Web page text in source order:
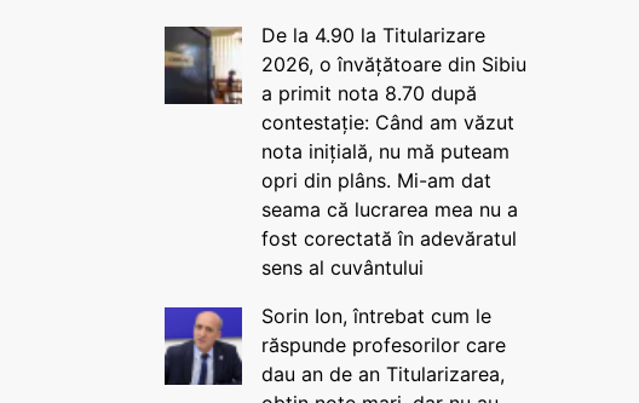
De la 4.90 la Titularizare
2026, o învățătoare din Sibiu
a primit nota 8.70 după
contestație: Când am văzut
nota inițială, nu mă puteam
opri din plâns. Mi-am dat
seama că lucrarea mea nu a
fost corectată în adevăratul
sens al cuvântului
Sorin Ion, întrebat cum le
răspunde profesorilor care
dau an de an Titularizarea,